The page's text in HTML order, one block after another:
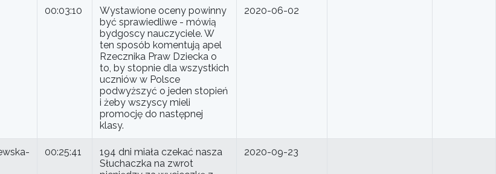
00:03:10
Wystawione oceny powinny
być sprawiedliwe - mówią
bydgoscy nauczyciele. W
ten sposób komentują apel
Rzecznika Praw Dziecka o
to, by stopnie dla wszystkich
uczniów w Polsce
podwyższyć o jeden stopień
i żeby wszyscy mieli
promocję do następnej
klasy.
2020-06-02
00:25:41
194 dni miała czekać nasza
Słuchaczka na zwrot
2020-09-23